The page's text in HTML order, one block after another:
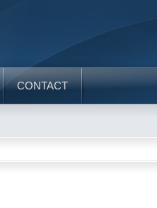
CONTACT